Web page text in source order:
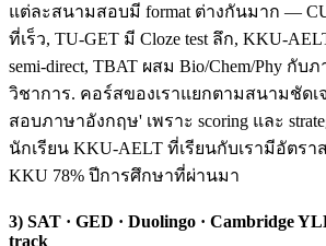
แต่ละสนามสอบมี format ต่างกันมาก —
ที่เร็ว, TU-GET มี Cloze test ลึก, KKU-
semi-direct, TBAT ผสม Bio/Chem/Phy กับ
วิชาการ. คอร์สของเราแยกตามสนามชัดเ
สอบภาษาอังกฤษ' เพราะ scoring และ
นักเรียน KKU-AELT ที่เรียนกับเรามีอัตร
KKU 78% ปีการศึกษาที่ผ่านมา
3) SAT · GED · Duolingo · Cambridge
track